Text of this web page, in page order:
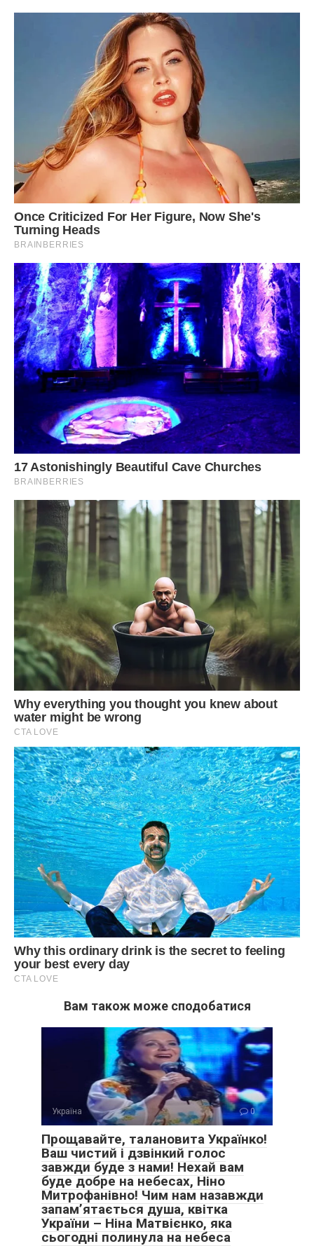
Вам також може сподобатися
Україна 0
Прощавайте, талановита Українко!
Ваш чистий і дзвінкий голос
завжди буде з нами! Нехай вам
буде добре на небесах, Ніно
Митрофанівно! Чим нам назавжди
запам’ятається душа, квітка
України – Ніна Матвієнко, яка
сьогодні полинула на небеса